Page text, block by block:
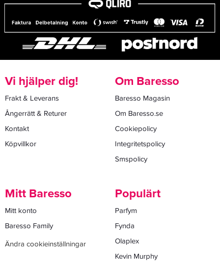
Vi hjälper dig!
Frakt & Leverans
Ångerrätt & Returer
Kontakt
Köpvillkor
Om Baresso
Baresso Magasin
Om Baresso.se
Cookiepolicy
Integritetspolicy
Smspolicy
Mitt Baresso
Mitt konto
Baresso Family
Ändra cookieinställningar
Populärt
Parfym
Fynda
Olaplex
Kevin Murphy